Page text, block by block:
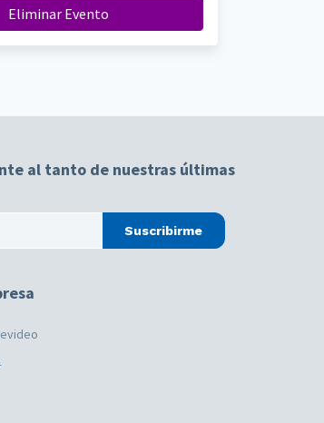
Eliminar Evento
al tanto de nuestras últimas
Suscribirme